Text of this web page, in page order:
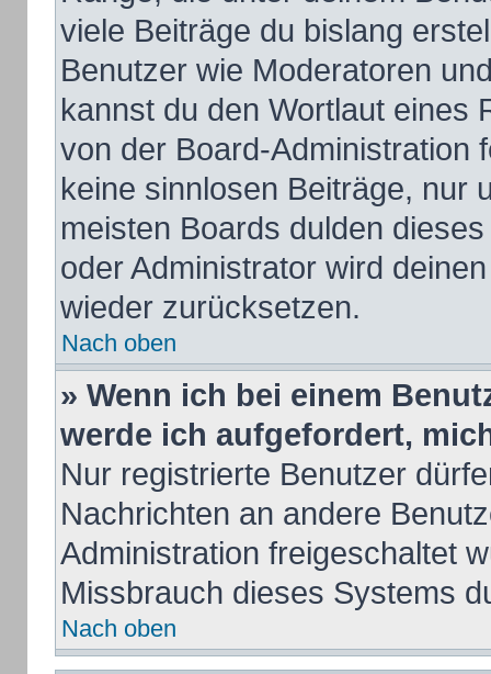
viele Beiträge du bislang
Benutzer wie Moderatoren
kannst du den Wortlaut eines
von der Board-Administration
keine sinnlosen Beiträge,
meisten Boards dulden
oder Administrator wird
wieder zurücksetzen.
Nach oben
» Wenn ich bei einem
werde ich aufgefordert,
Nur registrierte Benutzer
Nachrichten an andere
Administration freigeschaltet
Missbrauch dieses Systems
Nach oben